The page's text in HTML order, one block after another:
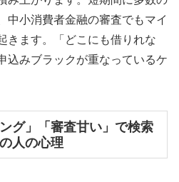
中小消費者金融の審査でもマイ
きます。「どこにも借りれな
込みブラックが重なっているケ
グ」「審査甘い」で検索
人の心理